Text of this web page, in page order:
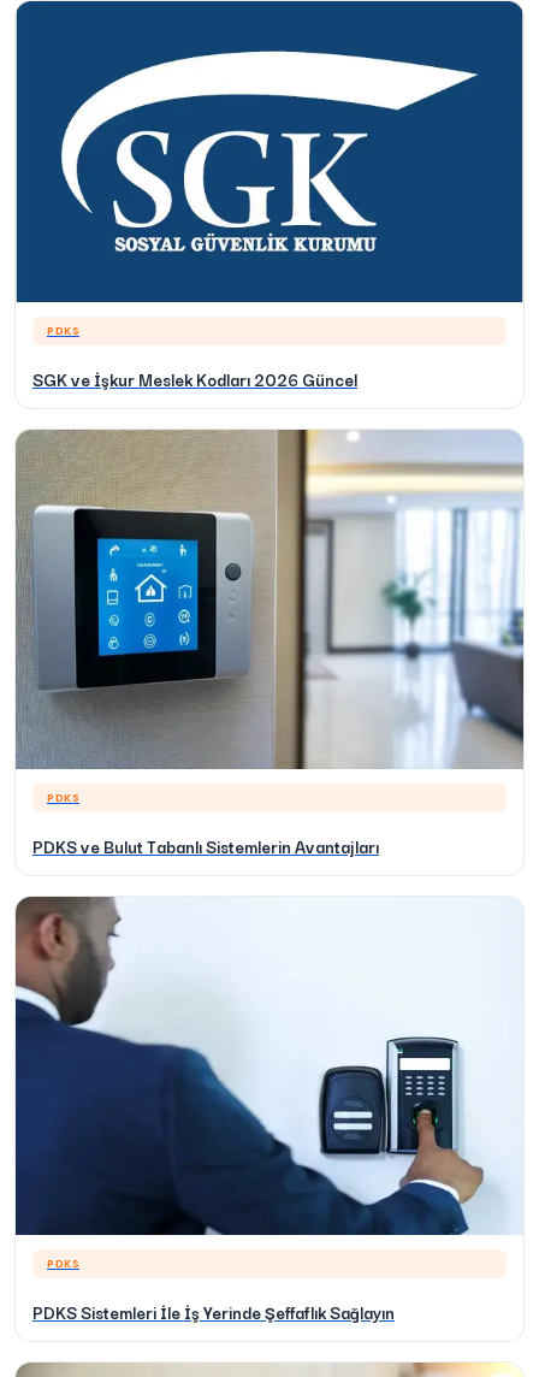
PDKS
SGK ve İşkur Meslek Kodları 2026 Güncel
PDKS
PDKS ve Bulut Tabanlı Sistemlerin Avantajları
PDKS
PDKS Sistemleri İle İş Yerinde Şeffaflık Sağlayın